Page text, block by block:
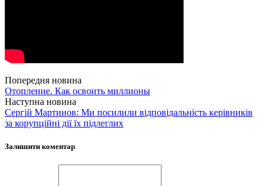
Попередня новина
Отопление. Как освоить миллионы
Наступна новина
Сергій Мартинов: Ми посилили відповідальність керівників
за корупційні дії їх підлеглих
Залишити коментар